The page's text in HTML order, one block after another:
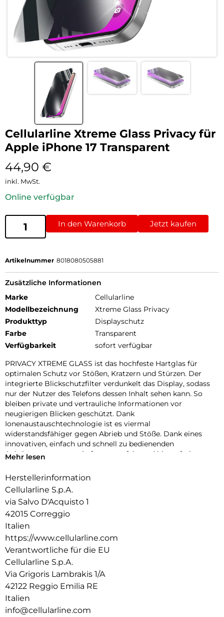
Cellularline Xtreme Glass Privacy für
Apple iPhone 17 Transparent
44,90 €
inkl. MwSt.
Online verfügbar
In den Warenkorb Jetzt kaufen
Artikelnummer 8018080505881
Zusätzliche Informationen
Marke
Cellularline
Modellbezeichnung
Xtreme Glass Privacy
Produkttyp
Displayschutz
Farbe
Transparent
Verfügbarkeit
sofort verfügbar
PRIVACY XTREME GLASS ist das hochfeste Hartglas für
optimalen Schutz vor Stößen, Kratzern und Stürzen. Der
integrierte Blickschutzfilter verdunkelt das Display, sodass
nur der Nutzer des Telefons dessen Inhalt sehen kann. So
bleiben private und vertrauliche Informationen vor
neugierigen Blicken geschützt. Dank
Ionenaustauschtechnologie ist es viermal
widerstandsfähiger gegen Abrieb und Stöße. Dank eines
innovativen, einfach und schnell zu bedienenden
Anbringungssystems haftet es perfekt und blasenfrei.
Mehr lesen
Herstellerinformation
Cellularline S.p.A.
via Salvo D'Acquisto 1
42015 Correggio
Italien
https://www.cellularline.com
Verantwortliche für die EU
Cellularline S.p.A.
Via Grigoris Lambrakis 1/A
42122 Reggio Emilia RE
Italien
info@cellularline.com